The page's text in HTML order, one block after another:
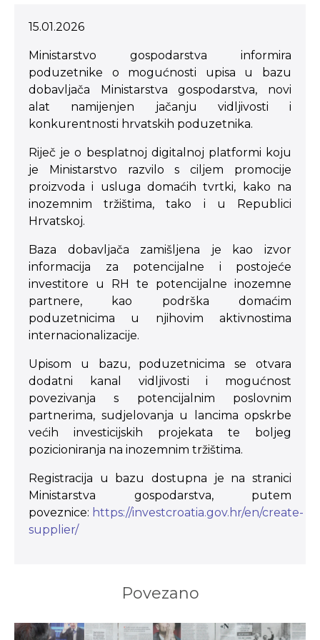
15.01.2026
Ministarstvo gospodarstva informira
poduzetnike o mogućnosti upisa u bazu
dobavljača Ministarstva gospodarstva, novi
alat namijenjen jačanju vidljivosti i
konkurentnosti hrvatskih poduzetnika.
Riječ je o besplatnoj digitalnoj platformi koju
je Ministarstvo razvilo s ciljem promocije
proizvoda i usluga domaćih tvrtki, kako na
inozemnim tržištima, tako i u Republici
Hrvatskoj.
Baza dobavljača zamišljena je kao izvor
informacija za potencijalne i postojeće
investitore u RH te potencijalne inozemne
partnere, kao podrška domaćim
poduzetnicima u njihovim aktivnostima
internacionalizacije.
Upisom u bazu, poduzetnicima se otvara
dodatni kanal vidljivosti i mogućnost
povezivanja s potencijalnim poslovnim
partnerima, sudjelovanja u lancima opskrbe
većih investicijskih projekata te boljeg
pozicioniranja na inozemnim tržištima.
Registracija u bazu dostupna je na stranici
Ministarstva gospodarstva, putem
poveznice: https://investcroatia.gov.hr/en/create-
supplier/
Povezano